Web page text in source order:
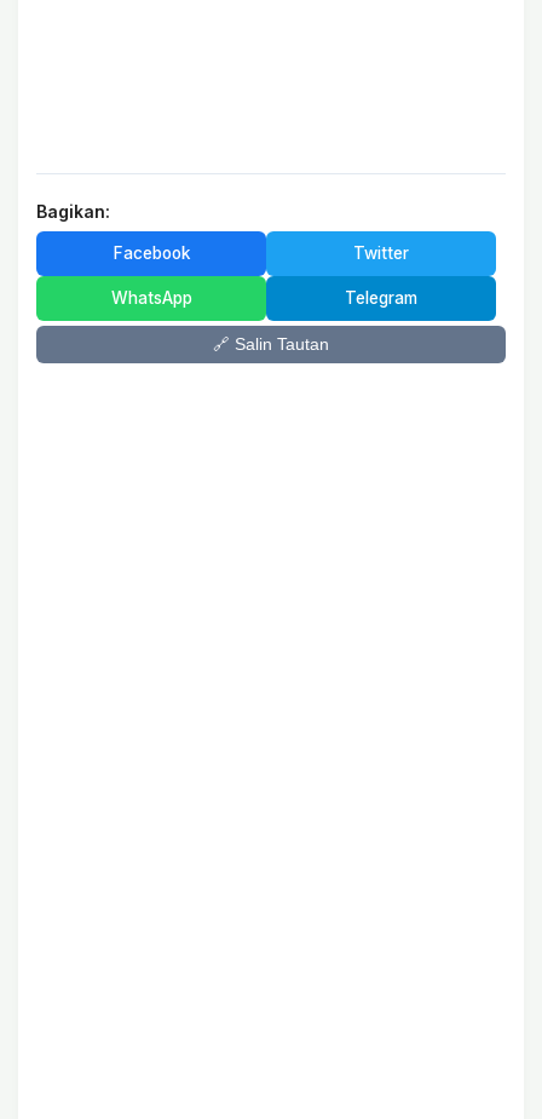
Bagikan:
Facebook Twitter
WhatsApp Telegram
🔗 Salin Tautan